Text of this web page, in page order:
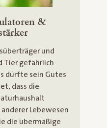
&
und
Tier gefährlich
dürfte sein Gutes
dass die
Lebewesen
die übermäßige